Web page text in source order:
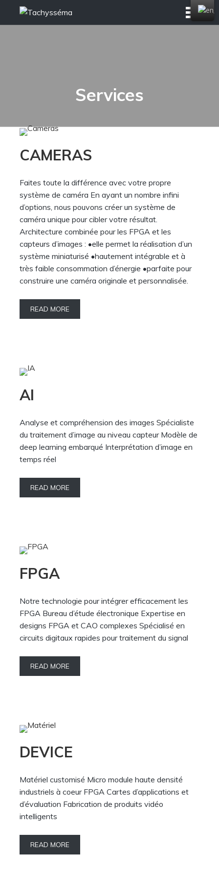
Services
CAMERAS
Faites toute la différence avec votre propre
système de caméra En ayant un nombre infini
d’options, nous pouvons créer un système de
caméra unique pour cibler votre résultat.
Architecture combinée pour les FPGA et les
capteurs d’images : •elle permet la réalisation d’un
système miniaturisé •hautement intégrable et à
très faible consommation d’énergie •parfaite pour
construire une caméra originale et personnalisée.
READ MORE
AI
Analyse et compréhension des images Spécialiste
du traitement d’image au niveau capteur Modèle de
deep learning embarqué Interprétation d’image en
temps réel
READ MORE
FPGA
Notre technologie pour intégrer efficacement les
FPGA Bureau d’étude électronique Expertise en
designs FPGA et CAO complexes Spécialisé en
circuits digitaux rapides pour traitement du signal
READ MORE
DEVICE
Matériel customisé Micro module haute densité
industriels à coeur FPGA Cartes d’applications et
d’évaluation Fabrication de produits vidéo
intelligents
READ MORE